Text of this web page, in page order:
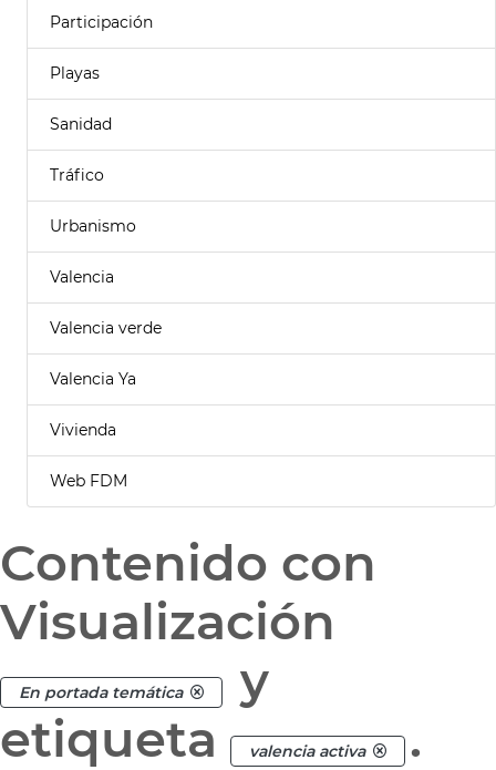
Participación
Playas
Sanidad
Tráfico
Urbanismo
Valencia
Valencia verde
Valencia Ya
Vivienda
Web FDM
Contenido con
Visualización
En portada temática
y
etiqueta
valencia activa .